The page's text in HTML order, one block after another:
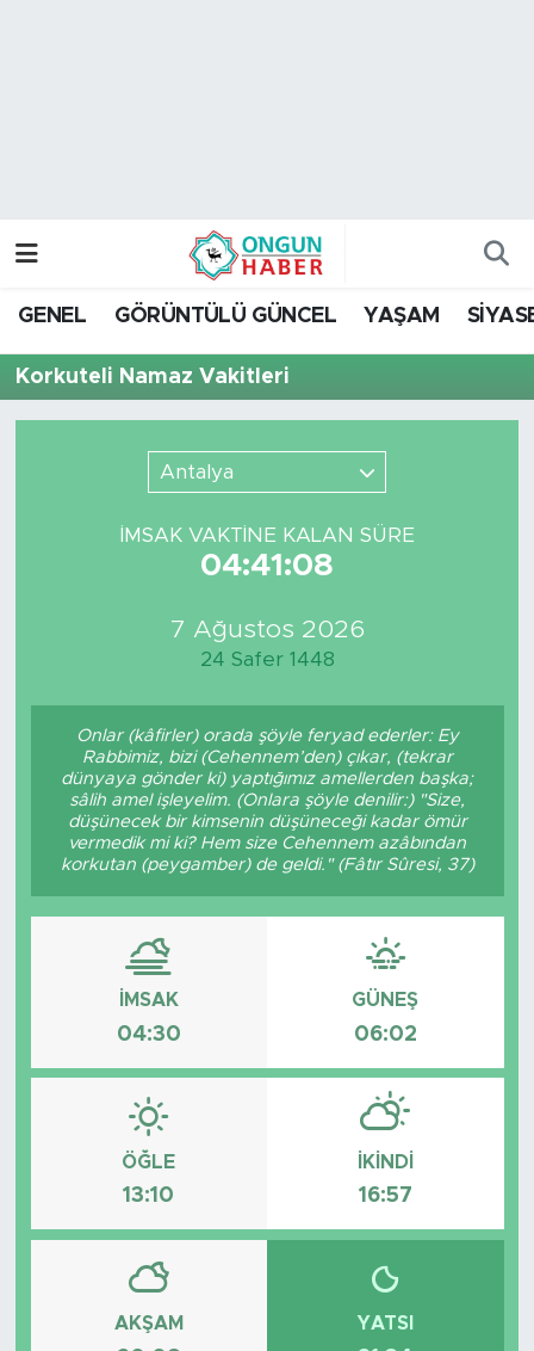
GENEL GÖRÜNTÜLÜ GÜNCEL YAŞAM
Korkuteli Namaz Vakitleri
Antalya
İMSAK VAKTİNE KALAN SÜRE
04:41:08
7 Ağustos 2026
24 Safer 1448
Onlar (kâfirler) orada şöyle feryad ederler: Ey
Rabbimiz, bizi (Cehennem’den) çıkar, (tekrar
dünyaya gönder ki) yaptığımız amellerden başka;
sâlih amel işleyelim. (Onlara şöyle denilir:) "Size,
düşünecek bir kimsenin düşüneceği kadar ömür
vermedik mi ki? Hem size Cehennem azâbından
korkutan (peygamber) de geldi." (Fâtır Sûresi, 37)
İMSAK
04:30
GÜNEŞ
06:02
ÖĞLE
13:10
İKINDI
16:57
AKŞAM YATSI
Trafik Durumu
Son Dakika Haberleri